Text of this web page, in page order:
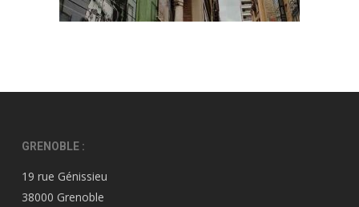
GRENOBLE :
19 rue Génissieu
38000 Grenoble